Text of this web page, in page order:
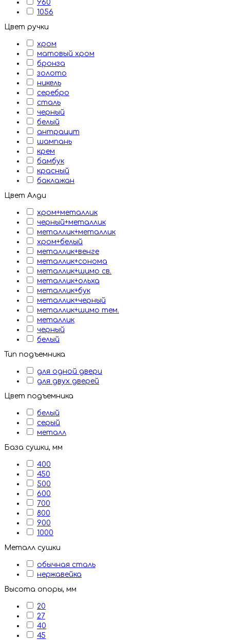
960
1056
Цвет ручки
хром
матовый хром
бронза
золото
никель
серебро
сталь
черный
белый
антрацит
шампань
крем
бамбук
красный
баклажан
Цвет Алди
хром+металлик
черный+металлик
металлик+металлик
хром+белый
металлик+венге
металлик+сонома
металлик+шимо св.
металлик+ольха
металлик+бук
металлик+черный
металлик+шимо тем.
металлик
черный
белый
Тип подъемника
для одной двери
для двух дверей
Цвет подъемника
белый
серый
металл
База сушки, мм
400
450
500
600
700
800
900
1000
Металл сушки
обычная сталь
нержавейка
Высота опоры, мм
20
27
40
45